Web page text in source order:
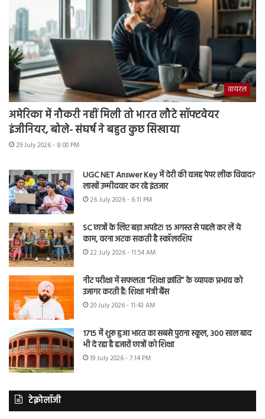
वायरल
अमेरिका में नौकरी नहीं मिली तो भारत लौटे सॉफ्टवेयर
इंजीनियर, बोले- संघर्ष ने बहुत कुछ सिखाया
29 July 2026 - 8:00 PM
UGC NET Answer Key में देरी की वजह पेपर लीक विवाद?
लाखों उम्मीदवार कर रहे इंतजार
26 July 2026 - 6:11 PM
SC छात्रों के लिए बड़ा अपडेट! 15 अगस्त से पहले कर लें ये
काम, वरना अटक सकती है स्कॉलरशिप
22 July 2026 - 11:54 AM
नीट परीक्षा में सफलता “शिक्षा क्रांति” के व्यापक प्रभाव को
उजागर करती है: शिक्षा मंत्री बैंस
20 July 2026 - 11:43 AM
1715 में शुरू हुआ भारत का सबसे पुराना स्कूल, 300 साल बाद
भी दे रहा है हजारों छात्रों को शिक्षा
19 July 2026 - 7:14 PM
टेक्नोलॉजी